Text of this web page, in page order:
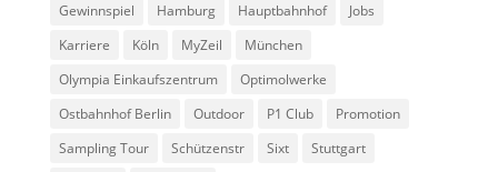
Gewinnspiel
Hamburg Hauptbahnhof
Jobs
Karriere
Köln MyZeil
München
Olympia Einkaufszentrum
Optimolwerke
Ostbahnhof Berlin
Outdoor P1 Club
Promotion
Sampling Tour
Schützenstr Sixt
Stuttgart